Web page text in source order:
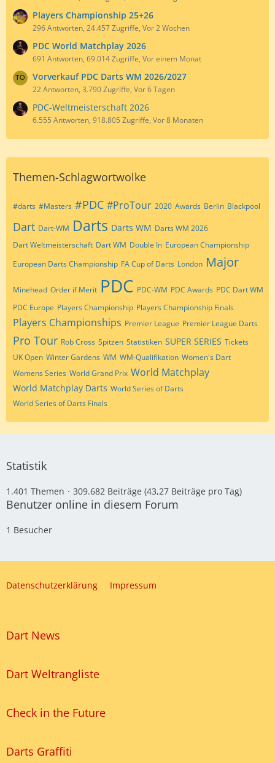
Players Championship 25+26
296 Antworten, 24.457 Zugriffe, Vor 2 Wochen
PDC World Matchplay 2026
691 Antworten, 69.014 Zugriffe, Vor einem Monat
Vorverkauf PDC Darts WM 2026/2027
22 Antworten, 3.790 Zugriffe, Vor 6 Tagen
PDC-Weltmeisterschaft 2026
6.555 Antworten, 918.805 Zugriffe, Vor 8 Monaten
Themen-Schlagwortwolke
#darts #Masters #PDC #ProTour 2020 Awards Berlin Blackpool
Dart Dart-WM Darts Darts WM Darts WM 2026
Dart Weltmeisterschaft Dart WM Double In European Championship
European Darts Championship FA Cup of Darts London Major
Minehead Order if Merit PDC PDC-WM PDC Awards PDC Dart WM
PDC Europe Players Championship Players Championship Finals
Players Championships Premier League Premier League Darts
Pro Tour Rob Cross Spitzen Statistiken SUPER SERIES Tickets
UK Open Winter Gardens WM WM-Qualifikation Women's Dart
Womens Series World Grand Prix World Matchplay
World Matchplay Darts World Series of Darts
World Series of Darts Finals
Statistik
1.401 Themen 309.682 Beiträge (43,27 Beiträge pro Tag)
Benutzer online in diesem Forum
1 Besucher
Datenschutzerklärung Impressum
Dart News
Dart Weltrangliste
Check in the Future
Darts Graffiti